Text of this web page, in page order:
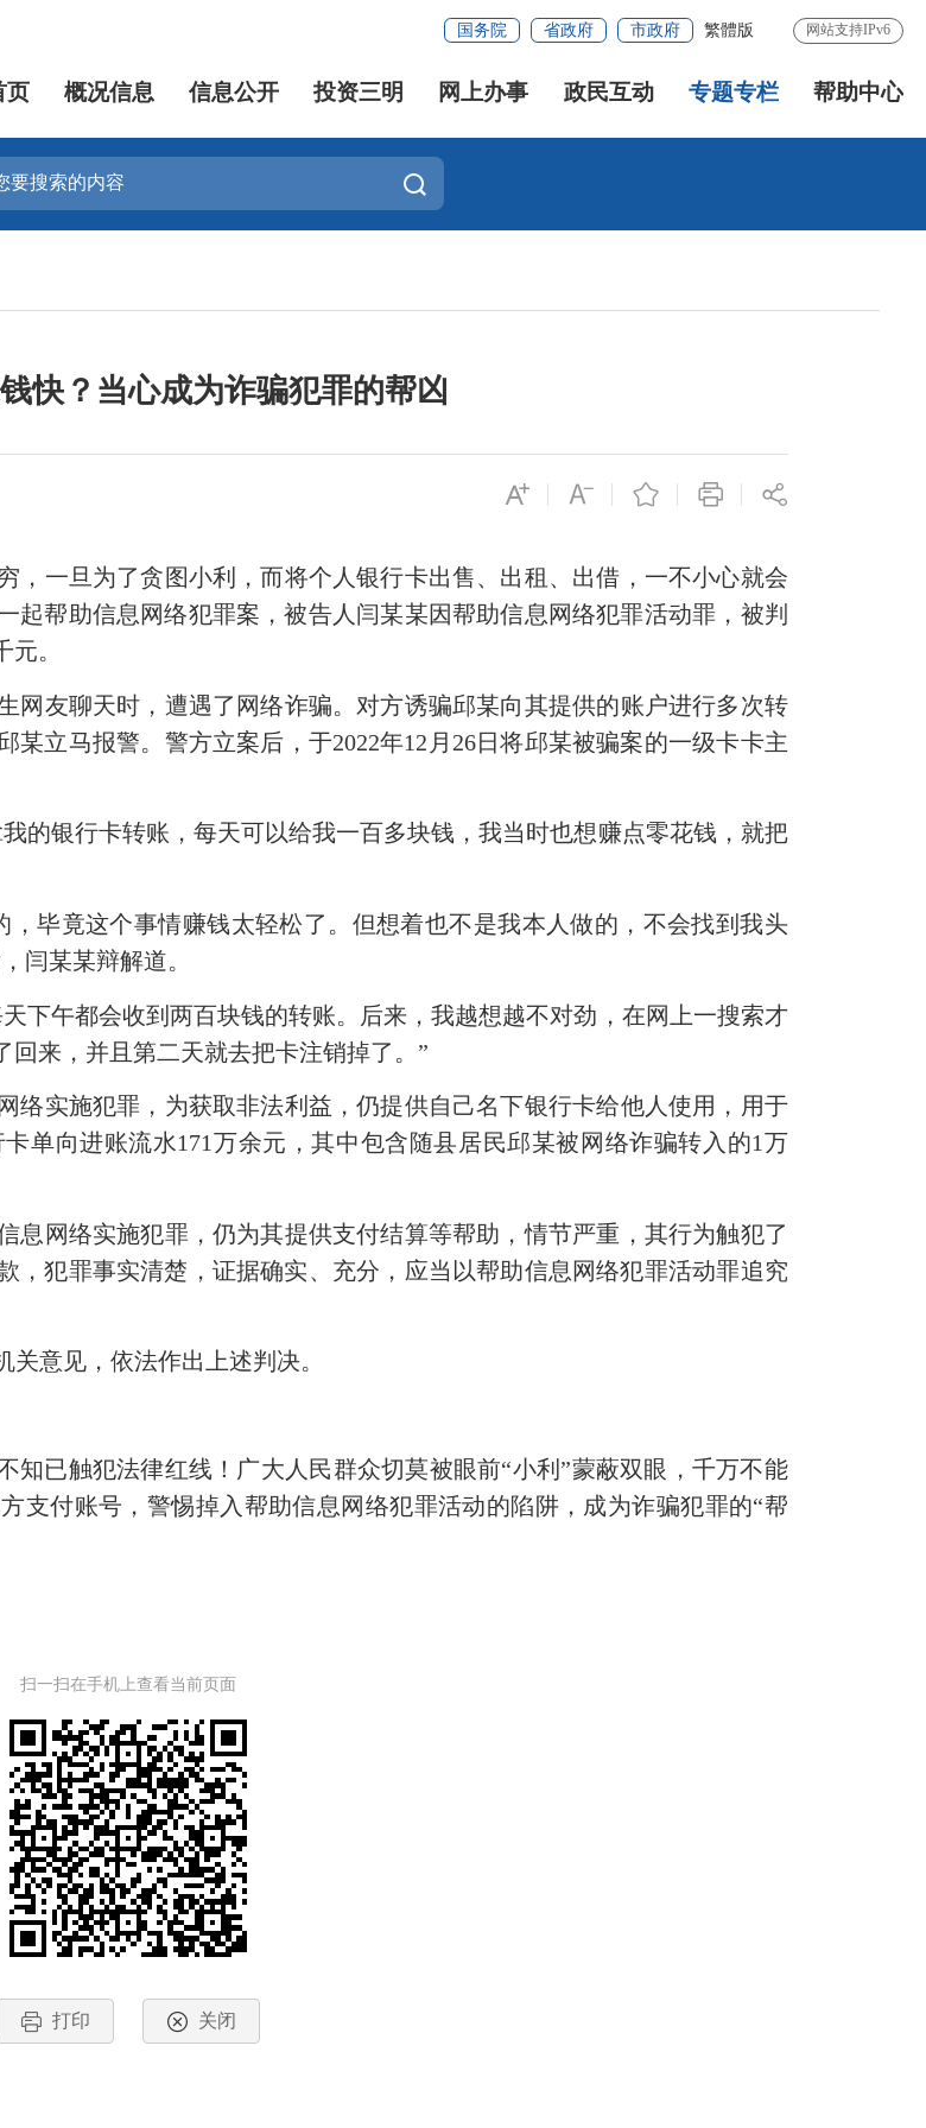
国务院 省政府 市政府 繁體版 网站支持IPv6
页 概况信息 信息公开 投资三明 网上办事 政民互动 专题专栏 帮助中心
快？当心成为诈骗犯罪的帮凶
，一旦为了贪图小利，而将个人银行卡出售、出租、出借，一不小心就会
起帮助信息网络犯罪案，被告人闫某某因帮助信息网络犯罪活动罪，被判
。
网友聊天时，遭遇了网络诈骗。对方诱骗邱某向其提供的账户进行多次转
立马报警。警方立案后，于2022年12月26日将邱某被骗案的一级卡卡主
的银行卡转账，每天可以给我一百多块钱，我当时也想赚点零花钱，就把
毕竟这个事情赚钱太轻松了。但想着也不是我本人做的，不会找到我头
闫某某辩解道。
下午都会收到两百块钱的转账。后来，我越想越不对劲，在网上一搜索才
来，并且第二天就去把卡注销掉了。”
络实施犯罪，为获取非法利益，仍提供自己名下银行卡给他人使用，用于
单向进账流水171万余元，其中包含随县居民邱某被网络诈骗转入的1万
息网络实施犯罪，仍为其提供支付结算等帮助，情节严重，其行为触犯了
，犯罪事实清楚，证据确实、充分，应当以帮助信息网络犯罪活动罪追究
意见，依法作出上述判决。
知已触犯法律红线！广大人民群众切莫被眼前“小利”蒙蔽双眼，千万不能
支付账号，警惕掉入帮助信息网络犯罪活动的陷阱，成为诈骗犯罪的“帮
扫一扫在手机上查看当前页面
打印 关闭